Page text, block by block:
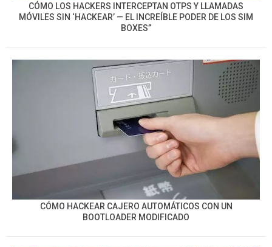
CÓMO LOS HACKERS INTERCEPTAN OTPS Y LLAMADAS
MÓVILES SIN ‘HACKEAR’ — EL INCREÍBLE PODER DE LOS SIM
BOXES”
CÓMO HACKEAR CAJERO AUTOMÁTICOS CON UN
BOOTLOADER MODIFICADO